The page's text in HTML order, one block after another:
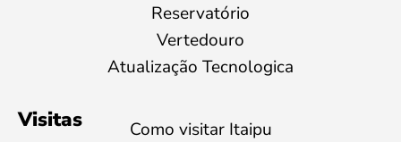
Reservatório
Vertedouro
Atualização Tecnologica
Visitas
Como visitar Itaipu